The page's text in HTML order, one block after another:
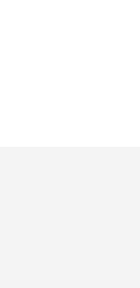
задумывался